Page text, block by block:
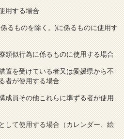
用する場合
るものを除く。)に係るものに使用す
類似行為に係るものに使用する場合
置を受けている者又は愛媛県から不
者が使用する場合
成員その他これらに準ずる者が使用
して使用する場合（カレンダー、絵